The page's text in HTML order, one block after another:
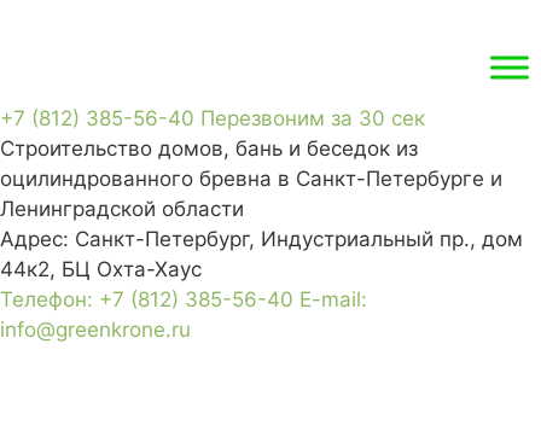
+7 (812) 385-56-40 Перезвоним за 30 сек
Строительство домов, бань и беседок из
оцилиндрованного бревна в Санкт-Петербурге и
Ленинградской области
Адрес: Санкт-Петербург, Индустриальный пр., дом
44к2, БЦ Охта-Хаус
Телефон: +7 (812) 385-56-40 E-mail:
info@greenkrone.ru